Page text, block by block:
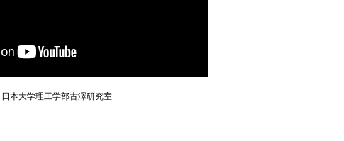
本大学理工学部古澤研究室